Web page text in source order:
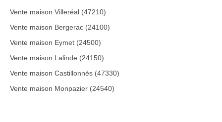
Vente maison Villeréal (47210)
Vente maison Bergerac (24100)
Vente maison Eymet (24500)
Vente maison Lalinde (24150)
Vente maison Castillonnès (47330)
Vente maison Monpazier (24540)